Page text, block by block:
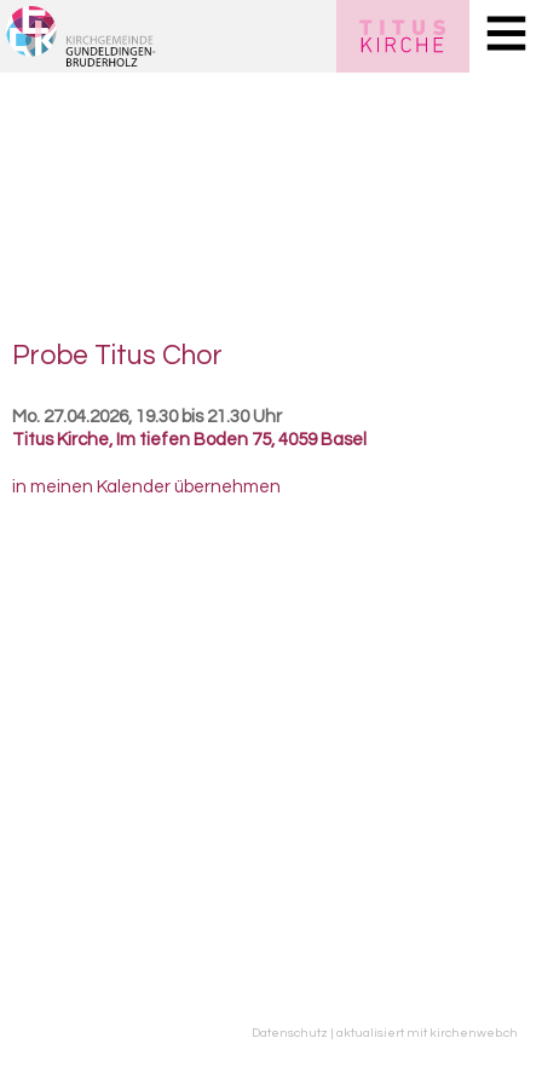
Probe Titus Chor
Mo. 27.04.2026, 19.30 bis 21.30 Uhr
Titus Kirche, Im tiefen Boden 75, 4059 Basel
in meinen Kalender übernehmen
Datenschutz | aktualisiert mit kirchenweb.ch